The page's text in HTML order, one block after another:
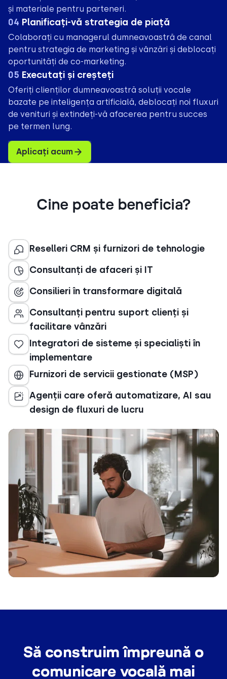
și materiale pentru parteneri.
04 Planificați-vă strategia de piață
Colaborați cu managerul dumneavoastră de canal
pentru strategia de marketing și vânzări și deblocați
oportunități de co-marketing.
05 Executați și creșteți
Oferiți clienților dumneavoastră soluții vocale
bazate pe inteligența artificială, deblocați noi fluxuri
de venituri și extindeți-vă afacerea pentru succes
pe termen lung.
Aplicați acum
Cine poate beneficia?
Reselleri CRM și furnizori de tehnologie
Consultanți de afaceri și IT
Consilieri în transformare digitală
Consultanți pentru suport clienți și
facilitare vânzări
Integratori de sisteme și specialiști în
implementare
Furnizori de servicii gestionate (MSP)
Agenții care oferă automatizare, AI sau
design de fluxuri de lucru
Să construim împreună o
comunicare vocală mai